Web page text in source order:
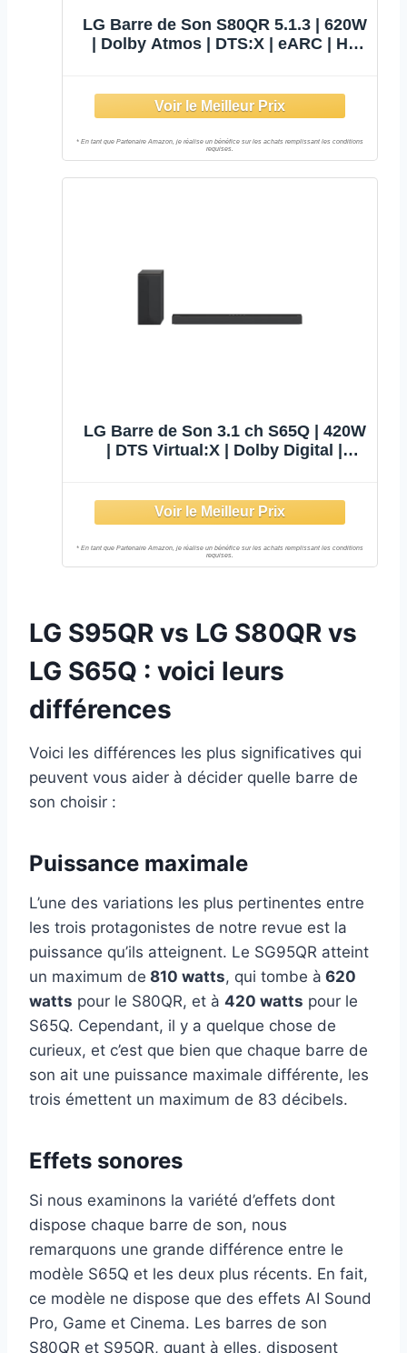
LG Barre de Son S80QR 5.1.3 | 620W
| Dolby Atmos | DTS:X | eARC | Hi-
LG Barre de Son 3.1 ch S65Q | 420W
| DTS Virtual:X | Dolby Digital |
LG S95QR vs LG S80QR vs
LG S65Q : voici leurs
différences
Voici les différences les plus significatives qui
peuvent vous aider à décider quelle barre de
son choisir :
Puissance maximale
L’une des variations les plus pertinentes entre
les trois protagonistes de notre revue est la
puissance qu’ils atteignent. Le SG95QR atteint
un maximum de 810 watts, qui tombe à 620
watts pour le S80QR, et à 420 watts pour le
S65Q. Cependant, il y a quelque chose de
curieux, et c’est que bien que chaque barre de
son ait une puissance maximale différente, les
trois émettent un maximum de 83 décibels.
Effets sonores
Si nous examinons la variété d’effets dont
dispose chaque barre de son, nous
remarquons une grande différence entre le
modèle S65Q et les deux plus récents. En fait,
ce modèle ne dispose que des effets AI Sound
Pro, Game et Cinema. Les barres de son
S80QR et S95QR, quant à elles, disposent